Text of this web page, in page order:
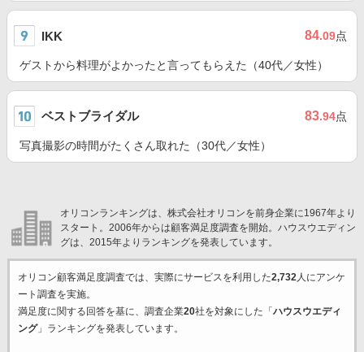
IKK 84.09点
ゲストから料理がよかったと言ってもらえた（40代／女性）
ベストブライダル 83.94点
写真撮影の時間がたくさん取れた（30代／女性）
オリコンランキングは、株式会社オリコンを前身企業に1967年より
スタート。2006年からは顧客満足度調査を開始。ハウスウエディン
グは、2015年よりランキングを発表しています。
オリコン顧客満足度調査では、実際にサービスを利用した2,732人にアンケ
ート調査を実施。
満足度に関する回答を基に、調査企業20社を対象にした「 ハウスウエディ
ング」ランキングを発表しています。